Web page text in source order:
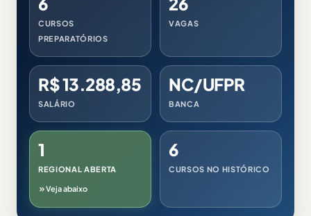
CURSOS
PREPARATÓRIOS
VAGAS
R$ 13.288,85
SALÁRIO
NC/UFPR
BANCA
1
REGIONAL ABERTA
Veja abaixo
6
CURSOS NO HISTÓRICO